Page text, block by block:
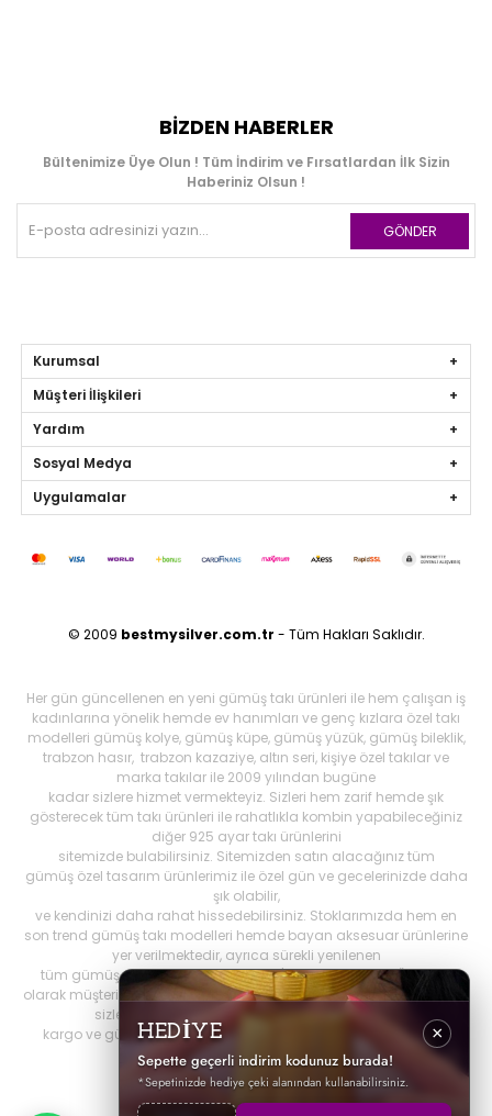
BIZDEN HABERLER
Bültenimize Üye Olun ! Tüm İndirim ve Fırsatlardan İlk Sizin
Haberiniz Olsun !
GÖNDER
Kurumsal
Müşteri İlişkileri
Yardım
Sosyal Medya
Uygulamalar
© 2009 bestmysilver.com.tr - Tüm Hakları Saklıdır.
Her gün güncellenen en yeni gümüş takı ürünleri ile hem çalışan iş
kadınlarına yönelik hemde ev hanımları ve genç kızlara özel takı
modelleri gümüş kolye, gümüş küpe, gümüş yüzük, gümüş bileklik,
trabzon hasır, trabzon kazaziye, altın seri, kişiye özel takılar ve
marka takılar ile 2009 yılından bugüne
kadar sizlere hizmet vermekteyiz. Sizleri hem zarif hemde şık
gösterecek tüm takı ürünleri ile rahatlıkla kombin yapabileceğiniz
diğer 925 ayar takı ürünlerini
sitemizde bulabilirsiniz. Sitemizden satın alacağınız tüm
gümüş özel tasarım ürünlerimiz ile özel gün ve gecelerinizde daha
şık olabilir,
ve kendinizi daha rahat hissedebilirsiniz. Stoklarımızda hem en
son trend gümüş takı modelleri hemde bayan aksesuar ürünlerine
yer verilmektedir, ayrıca sürekli yenilenen
tüm gümüş ürünlerini Best My Silrver'da bulabilirsiniz. Öncelikli
olarak müşteri memnuniyetini ön planda tutanbestmysilver.com.tr
sizlere daha iyi hizmet sunabilmek adına hızlı
kargo ve güvenilir alışverişi birinci öncelik olarak görmektedir.
HEDİYE
Sepette geçerli indirim kodunuz burada!
*Sepetinizde hediye çeki alanından kullanabilirsiniz.
×